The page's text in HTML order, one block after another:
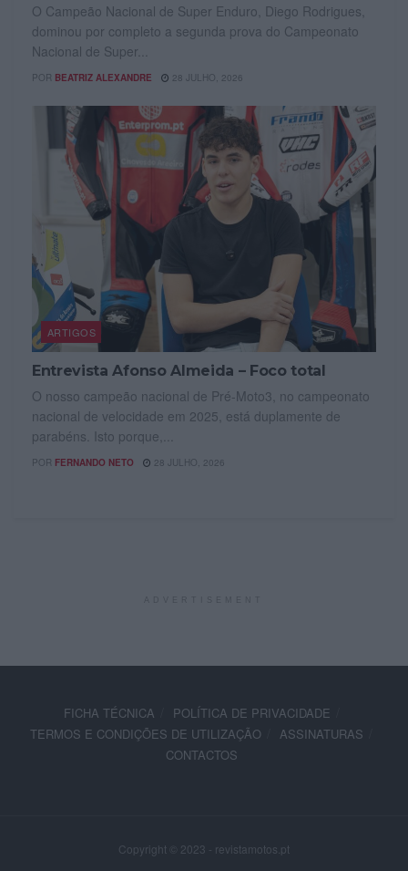
O Campeão Nacional de Super Enduro, Diego Rodrigues,
dominou por completo a segunda prova do Campeonato
Nacional de Super...
POR BEATRIZ ALEXANDRE 28 JULHO, 2026
ARTIGOS
Entrevista Afonso Almeida – Foco total
O nosso campeão nacional de Pré-Moto3, no campeonato
nacional de velocidade em 2025, está duplamente de
parabéns. Isto porque,...
POR FERNANDO NETO 28 JULHO, 2026
FICHA TÉCNICA
POLÍTICA DE PRIVACIDADE
TERMOS E CONDIÇÕES DE UTILIZAÇÃO
ASSINATURAS
CONTACTOS
Copyright © 2023 - revistamotos.pt